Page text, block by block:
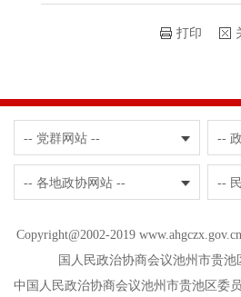
打印
-- 党群网站 -- --
-- 各地政协网站 -- --
Copyright@2002-2019
国人民政治协商会议池州市贵
中国人民政治协商会议池州市贵池区委